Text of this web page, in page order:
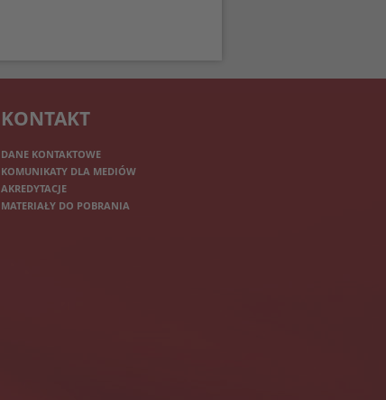
KONTAKT
DANE KONTAKTOWE
KOMUNIKATY DLA MEDIÓW
AKREDYTACJE
MATERIAŁY DO POBRANIA